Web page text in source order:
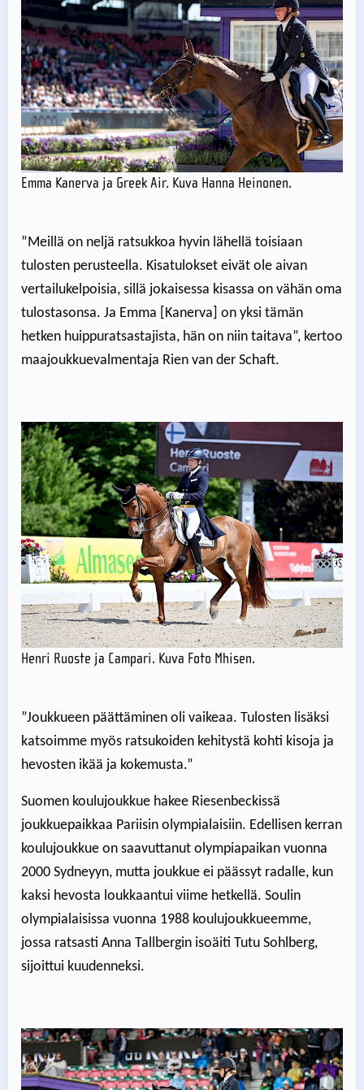
Emma Kanerva ja Greek Air. Kuva Hanna Heinonen.
”Meillä on neljä ratsukkoa hyvin lähellä toisiaan
tulosten perusteella. Kisatulokset eivät ole aivan
vertailukelpoisia, sillä jokaisessa kisassa on vähän oma
tulostasonsa. Ja Emma [Kanerva] on yksi tämän
hetken huippuratsastajista, hän on niin taitava”, kertoo
maajoukkuevalmentaja Rien van der Schaft.
Henri Ruoste ja Campari. Kuva Foto Mhisen.
”Joukkueen päättäminen oli vaikeaa. Tulosten lisäksi
katsoimme myös ratsukoiden kehitystä kohti kisoja ja
hevosten ikää ja kokemusta.”
Suomen koulujoukkue hakee Riesenbeckissä
joukkuepaikkaa Pariisin olympialaisiin. Edellisen kerran
koulujoukkue on saavuttanut olympiapaikan vuonna
2000 Sydneyyn, mutta joukkue ei päässyt radalle, kun
kaksi hevosta loukkaantui viime hetkellä. Soulin
olympialaisissa vuonna 1988 koulujoukkueemme,
jossa ratsasti Anna Tallbergin isoäiti Tutu Sohlberg,
sijoittui kuudenneksi.